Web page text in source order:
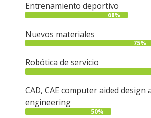
Entrenamiento deportivo
60%
Nuevos materiales
75%
Robótica de servicio
CAD, CAE computer aided design
engineering
50%